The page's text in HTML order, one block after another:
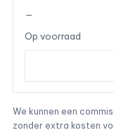
—
Op voorraad
We kunnen een
zonder extra kosten